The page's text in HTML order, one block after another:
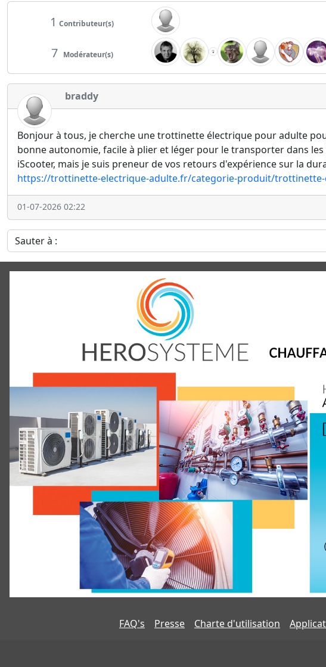
1 Contributeur(s)
7 Modérateur(s)
braddy
Bonjour à tous, je cherche une trottinette électrique pour adulte
bonne autonomie, facile à plier et léger pour le transporter dans
iScooter, mais je suis preneur de vos retours d'expérience sur la
https://trottinette-electrique-adulte.fr/categorie-produit/trottinette-
01-07-2026 02:22
Sauter à :
FAQ's Presse Charte d'utilisation